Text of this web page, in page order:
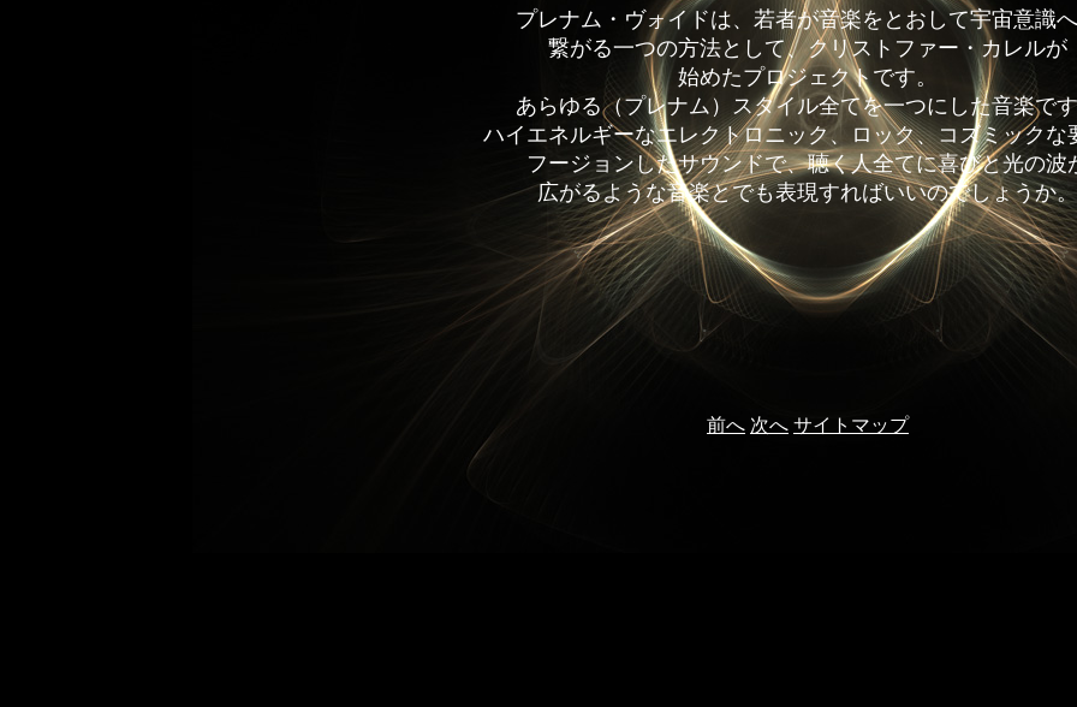
プレナム・ヴォイドは、若者が音楽をとおして宇宙意識
繋がる一つの方法として、クリストファー・カレルが
始めたプロジェクトです。
あらゆる（プレナム）スタイル全てを一つにした音楽で
ハイエネルギーなエレクトロニック、ロック、コズミックな
フージョンしたサウンドで、聴く人全てに喜びと光の波
広がるような音楽とでも表現すればいいのでしょうか。
前へ 次へ サイトマップ